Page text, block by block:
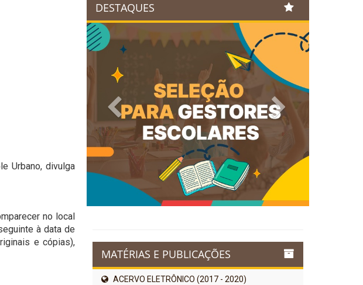
Urbano, divulga
no local
à data de
e cópias),
DESTAQUES
Previous Next
MATÉRIAS E PUBLICAÇÕES
ACERVO ELETRÔNICO (2017 - 2020)